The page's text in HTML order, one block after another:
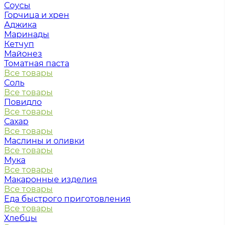
Соусы
Горчица и хрен
Аджика
Маринады
Кетчуп
Майонез
Томатная паста
Все товары
Соль
Все товары
Повидло
Все товары
Сахар
Все товары
Маслины и оливки
Все товары
Мука
Все товары
Макаронные изделия
Все товары
Еда быстрого приготовления
Все товары
Хлебцы